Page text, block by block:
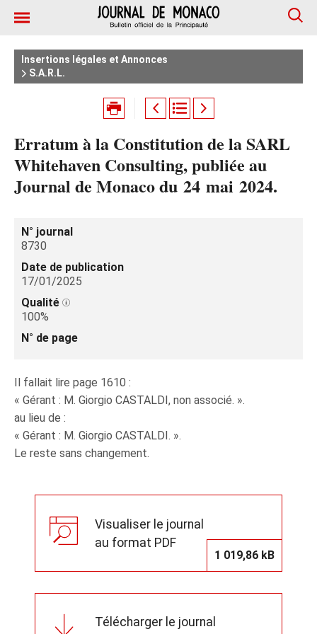
Insertions légales et Annonces
S.A.R.L.
Erratum à la Constitution de la SARL
Whitehaven Consulting, publiée au
Journal de Monaco du 24 mai 2024.
N° journal
8730
Date de publication
17/01/2025
Qualité
100%
N° de page
Il fallait lire page 1610 :
« Gérant : M. Giorgio CASTALDI, non associé. ».
au lieu de :
« Gérant : M. Giorgio CASTALDI. ».
Le reste sans changement.
Visualiser le journal
au format PDF
1 019,86 kB
Télécharger le journal